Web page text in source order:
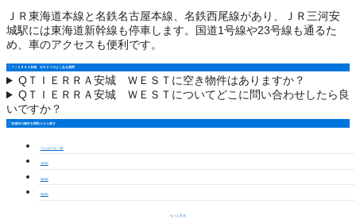
ＪＲ東海道本線と名鉄名古屋本線、名鉄西尾線があり、ＪＲ三河安
城駅には東海道新幹線も停車します。国道1号線や23号線も通るた
め、車のアクセスも便利です。
ＴＩＥＲＲＡ安城 ＷＥＳＴのよくある質問
QＴＩＥＲＲＡ安城 ＷＥＳＴに空き物件はありますか？
QＴＩＥＲＲＡ安城 ＷＥＳＴについてどこに問い合わせしたら良
いですか？
安城市の物件を間取りから探す
ワンルーム・1K
1LDK
2LDK
3LDK
もっと見る